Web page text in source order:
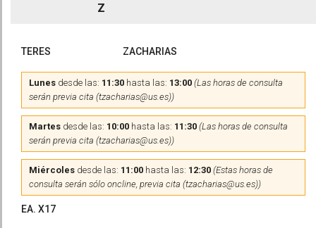
Z
TERES ZACHARIAS
Lunes desde las: 11:30 hasta las: 13:00 (Las horas de consulta
serán previa cita (tzacharias@us.es))
Martes desde las: 10:00 hasta las: 11:30 (Las horas de consulta
serán previa cita (tzacharias@us.es))
Miércoles desde las: 11:00 hasta las: 12:30 (Estas horas de
consulta serán sólo oncline, previa cita (tzacharias@us.es))
EA. X17